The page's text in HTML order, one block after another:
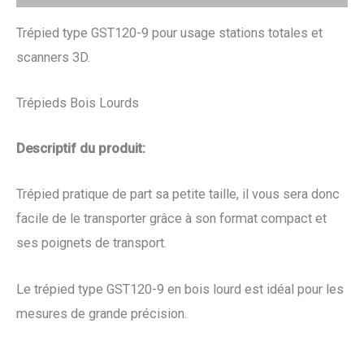
Trépied type GST120-9 pour usage stations totales et
scanners 3D.
Trépieds Bois Lourds
Descriptif du produit:
Trépied pratique de part sa petite taille, il vous sera donc
facile de le transporter grâce à son format compact et
ses poignets de transport.
Le trépied type GST120-9 en bois lourd est idéal pour les
mesures de grande précision.